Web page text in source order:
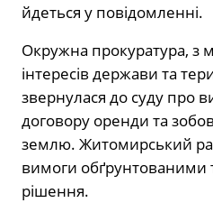
йдеться у повідомленні.
Окружна прокуратура, з
інтересів держави та
звернулася до суду про
договору оренди та
землю. Житомирський
вимоги обґрунтованими
рішення.